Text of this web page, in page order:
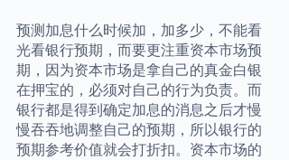
预测加息什么时候加，加多少，不能看
光看银行预期，而要更注重资本市场预
期，因为资本市场是拿自己的真金白银
在押宝的，必须对自己的行为负责。而
银行都是得到确定加息的消息之后才慢
慢吞吞地调整自己的预期，所以银行的
预期参考价值就会打折扣。资本市场的